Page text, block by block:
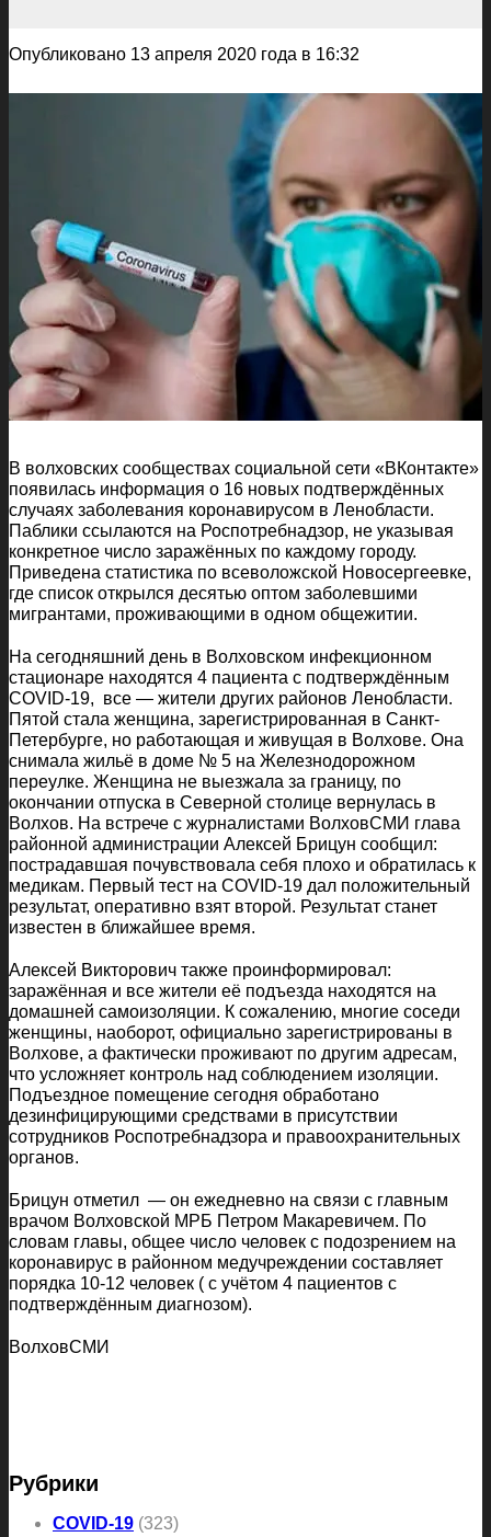
Опубликовано 13 апреля 2020 года в 16:32
В волховских сообществах социальной сети «ВКонтакте»
появилась информация о 16 новых подтверждённых
случаях заболевания коронавирусом в Ленобласти.
Паблики ссылаются на Роспотребнадзор, не указывая
конкретное число заражённых по каждому городу.
Приведена статистика по всеволожской Новосергеевке,
где список открылся десятью оптом заболевшими
мигрантами, проживающими в одном общежитии.
На сегодняшний день в Волховском инфекционном
стационаре находятся 4 пациента с подтверждённым
COVID-19, все — жители других районов Ленобласти.
Пятой стала женщина, зарегистрированная в Санкт-
Петербурге, но работающая и живущая в Волхове. Она
снимала жильё в доме № 5 на Железнодорожном
переулке. Женщина не выезжала за границу, по
окончании отпуска в Северной столице вернулась в
Волхов. На встрече с журналистами ВолховСМИ глава
районной администрации Алексей Брицун сообщил:
пострадавшая почувствовала себя плохо и обратилась к
медикам. Первый тест на COVID-19 дал положительный
результат, оперативно взят второй. Результат станет
известен в ближайшее время.
Алексей Викторович также проинформировал:
заражённая и все жители её подъезда находятся на
домашней самоизоляции. К сожалению, многие соседи
женщины, наоборот, официально зарегистрированы в
Волхове, а фактически проживают по другим адресам,
что усложняет контроль над соблюдением изоляции.
Подъездное помещение сегодня обработано
дезинфицирующими средствами в присутствии
сотрудников Роспотребнадзора и правоохранительных
органов.
Брицун отметил — он ежедневно на связи с главным
врачом Волховской МРБ Петром Макаревичем. По
словам главы, общее число человек с подозрением на
коронавирус в районном медучреждении составляет
порядка 10-12 человек ( с учётом 4 пациентов с
подтверждённым диагнозом).
ВолховСМИ
Рубрики
COVID-19 (323)